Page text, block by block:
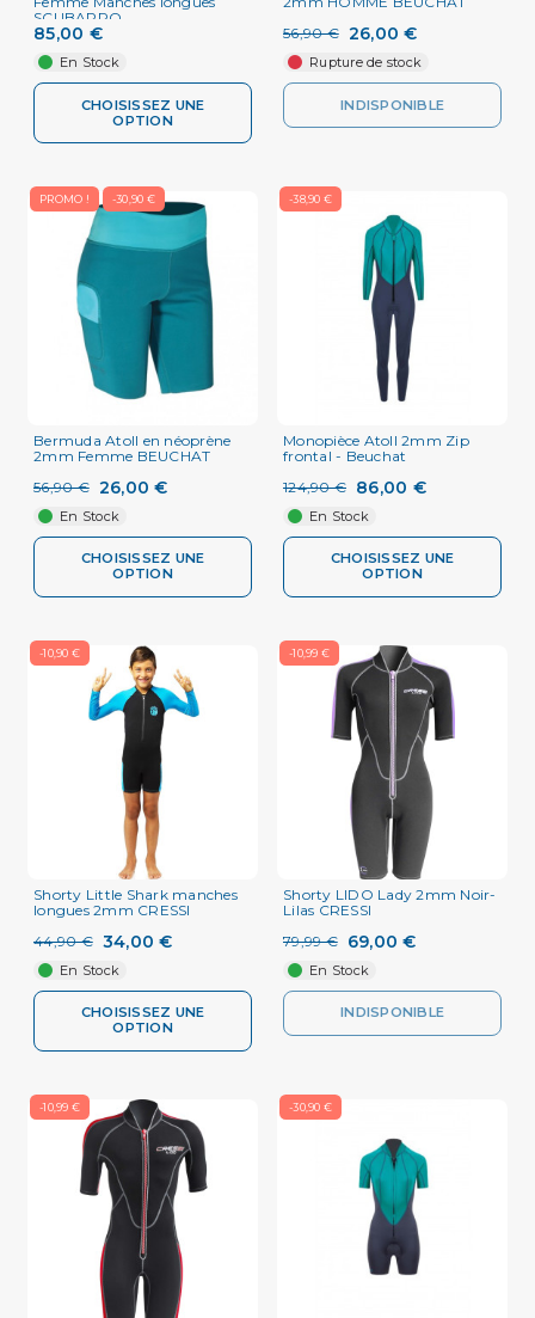
SCUBAPRO
85,00 €
En Stock
CHOISISSEZ UNE
OPTION
56,90 € 26,00 €
Rupture de stock
INDISPONIBLE
PROMO ! -30,90 €
Bermuda Atoll en néoprène
2mm Femme BEUCHAT
56,90 € 26,00 €
En Stock
CHOISISSEZ UNE
OPTION
-38,90 €
Monopièce Atoll 2mm Zip
frontal - Beuchat
124,90 € 86,00 €
En Stock
CHOISISSEZ UNE
OPTION
-10,90 €
Shorty Little Shark manches
longues 2mm CRESSI
44,90 € 34,00 €
En Stock
CHOISISSEZ UNE
OPTION
-10,99 €
Shorty LIDO Lady 2mm Noir-
Lilas CRESSI
79,99 €
69,00 €
En Stock
INDISPONIBLE
-10,99 € -30,90 €